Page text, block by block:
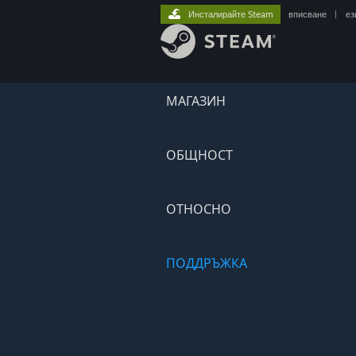
МАГАЗИН
ОБЩНОСТ
ОТНОСНО
ПОДДРЪЖКА
Инсталирайте Steam вписване